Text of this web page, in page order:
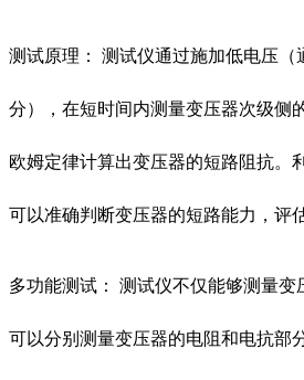
测试原理： 测试仪通过施加低电压（
分），在短时间内测量变压器次级侧
欧姆定律计算出变压器的短路阻抗。
可以准确判断变压器的短路能力，评
多功能测试： 测试仪不仅能够测量变
可以分别测量变压器的电阻和电抗部